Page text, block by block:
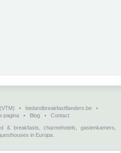
• bedandbreakfastflanders.be •
pagina • Blog • Contact
& breakfasts, charmehotels, gastenkamers,
in Europa.